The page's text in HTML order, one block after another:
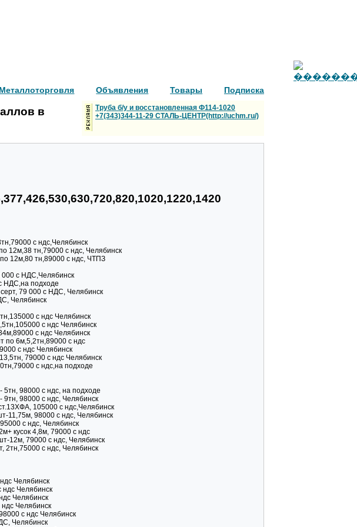
Металлоторговля Объявления Товары Подписка
в
Труба б/у и восстановленная Ф114-1020
+7(343)344-11-29 СТАЛЬ-ЦЕНТР(http://uchm.ru/)
с ндс,Челябинск
12м,38 тн,79000 с ндс, Челябинск
12м,80 тн,89000 с ндс, ЧТПЗ
с НДC,Челябинск
НДC,на подходе
79 000 с НДC, Челябинск
Челябинск
с ндс Челябинск
с ндс Челябинск
с ндс Челябинск
по 6м,5,2тн,89000 с ндс
с ндс Челябинск
79000 с ндс Челябинск
с ндс,на подходе
98000 с ндс, на подходе
98000 с ндс, Челябинск
105000 с ндс,Челябинск
11,75м, 98000 с ндс, Челябинск
с ндс, Челябинск
кусок 4,8м, 79000 с ндс
12м, 79000 с ндс, Челябинск
2тн,75000 с ндс, Челябинск
Челябинск
Челябинск
Челябинск
Челябинск
с ндс Челябинск
Челябинск